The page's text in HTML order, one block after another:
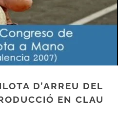
D’ARREU DEL
EN CLAU